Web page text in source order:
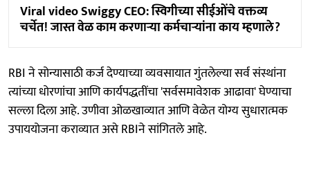
Viral video Swiggy CEO: स्विगीच्या सीईओंचे वक्तव्य
चर्चेत! जास्त वेळ काम करणाऱ्या कर्मचाऱ्यांना काय म्हणाले?
RBI ने सोन्यासाठी कर्ज देण्याच्या व्यवसायात गुंतलेल्या सर्व संस्थांना
त्यांच्या धोरणांचा आणि कार्यपद्धतींचा 'सर्वसमावेशक आढावा' घेण्याचा
सल्ला दिला आहे. उणीवा ओळखाव्यात आणि वेळेत योग्य सुधारात्मक
उपाययोजना कराव्यात असे RBIने सांगितले आहे.